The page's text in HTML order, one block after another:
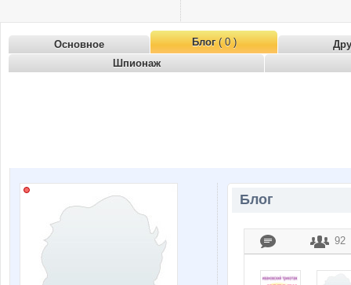
Основное Блог( 0 )
Шпионаж
Блог
92